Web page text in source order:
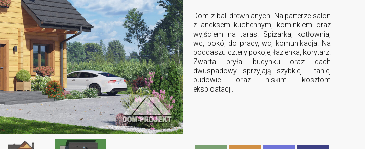
Dom z bali drewnianych. Na parterze salon
z aneksem kuchennym, kominkiem oraz
wyjściem na taras. Spiżarka, kotłownia,
wc, pokój do pracy, wc, komunikacja. Na
poddaszu cztery pokoje, łazienka, korytarz.
Zwarta bryła budynku oraz dach
dwuspadowy sprzyjają szybkiej i taniej
budowie oraz niskim kosztom
eksploatacji.